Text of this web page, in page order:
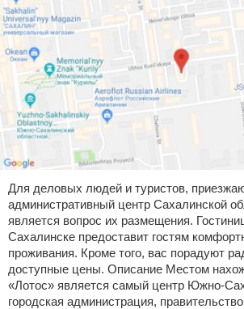
Для деловых людей и туристов,
административный центр Сахалинской
является вопрос их размещения.
Сахалинске предоставит гостям
проживания. Кроме того, вас порадуют
доступные цены. Описание Местом
«Лотос» является самый центр Южно-
городская администрация,